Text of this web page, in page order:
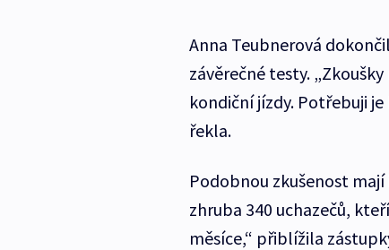
Anna Teubnerová
závěrečné testy.
kondiční jízdy. Potřebuji
řekla.
Podobnou zkušenost mají
zhruba 340 uchazečů,
měsíce,“ přiblížila